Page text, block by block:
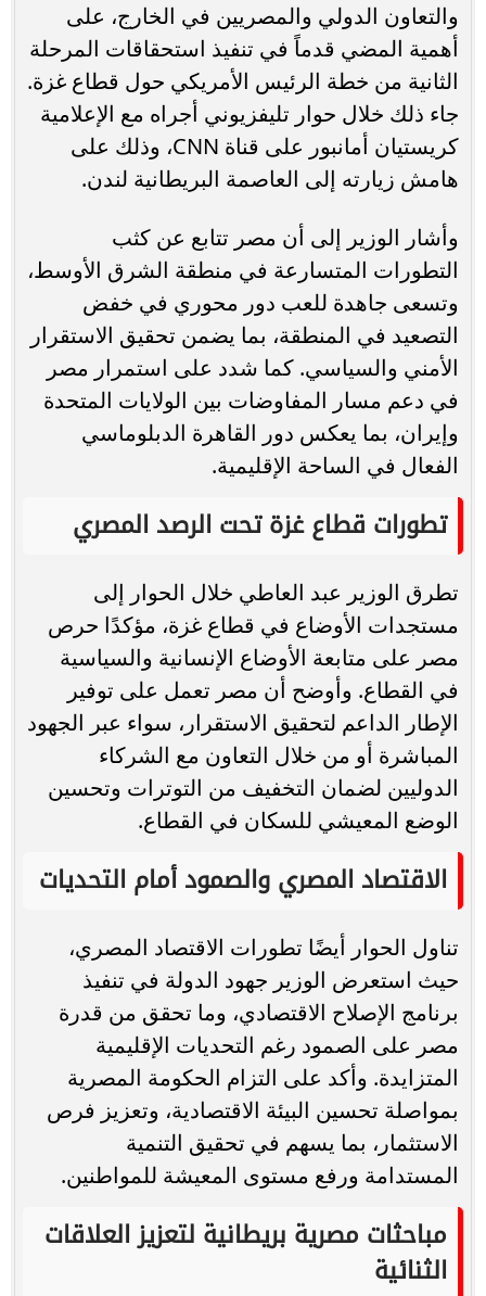
والتعاون الدولي والمصريين في الخارج، على
أهمية المضي قدماً في تنفيذ استحقاقات المرحلة
الثانية من خطة الرئيس الأمريكي حول قطاع غزة.
جاء ذلك خلال حوار تليفزيوني أجراه مع الإعلامية
كريستيان أمانبور على قناة CNN، وذلك على
هامش زيارته إلى العاصمة البريطانية لندن.
وأشار الوزير إلى أن مصر تتابع عن كثب
التطورات المتسارعة في منطقة الشرق الأوسط،
وتسعى جاهدة للعب دور محوري في خفض
التصعيد في المنطقة، بما يضمن تحقيق الاستقرار
الأمني والسياسي. كما شدد على استمرار مصر
في دعم مسار المفاوضات بين الولايات المتحدة
وإيران، بما يعكس دور القاهرة الدبلوماسي
الفعال في الساحة الإقليمية.
تطورات قطاع غزة تحت الرصد المصري
تطرق الوزير عبد العاطي خلال الحوار إلى
مستجدات الأوضاع في قطاع غزة، مؤكدًا حرص
مصر على متابعة الأوضاع الإنسانية والسياسية
في القطاع. وأوضح أن مصر تعمل على توفير
الإطار الداعم لتحقيق الاستقرار، سواء عبر الجهود
المباشرة أو من خلال التعاون مع الشركاء
الدوليين لضمان التخفيف من التوترات وتحسين
الوضع المعيشي للسكان في القطاع.
الاقتصاد المصري والصمود أمام التحديات
تناول الحوار أيضًا تطورات الاقتصاد المصري،
حيث استعرض الوزير جهود الدولة في تنفيذ
برنامج الإصلاح الاقتصادي، وما تحقق من قدرة
مصر على الصمود رغم التحديات الإقليمية
المتزايدة. وأكد على التزام الحكومة المصرية
بمواصلة تحسين البيئة الاقتصادية، وتعزيز فرص
الاستثمار، بما يسهم في تحقيق التنمية
المستدامة ورفع مستوى المعيشة للمواطنين.
مباحثات مصرية بريطانية لتعزيز العلاقات
الثنائية